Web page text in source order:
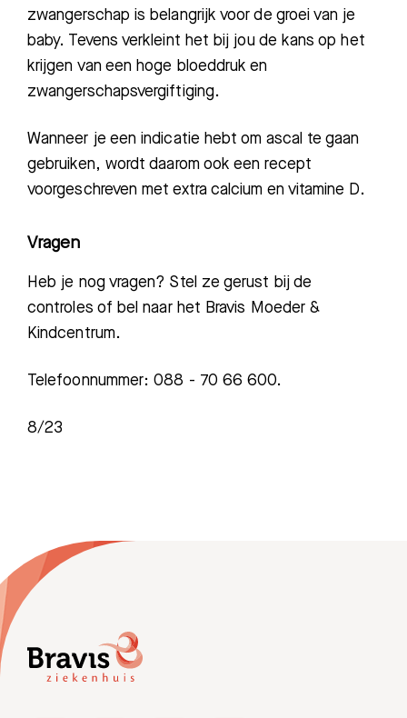
zwangerschap is belangrijk voor de groei van je
baby. Tevens verkleint het bij jou de kans op het
krijgen van een hoge bloeddruk en
zwangerschapsvergiftiging.
Wanneer je een indicatie hebt om ascal te gaan
gebruiken, wordt daarom ook een recept
voorgeschreven met extra calcium en vitamine D.
Vragen
Heb je nog vragen? Stel ze gerust bij de
controles of bel naar het Bravis Moeder &
Kindcentrum.
Telefoonnummer: 088 - 70 66 600.
8/23